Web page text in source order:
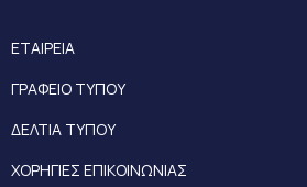
ΕΤΑΙΡΕΙΑ
ΓΡΑΦΕΙΟ ΤΥΠΟΥ
ΔΕΛΤΙΑ ΤΥΠΟΥ
ΧΟΡΗΓΙΕΣ ΕΠΙΚΟΙΝΩΝΙΑΣ